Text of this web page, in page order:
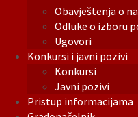
Obavještenja o
Odluke o izboru
Ugovori
Konkursi i javni pozivi
Konkursi
Javni pozivi
Pristup informacijama